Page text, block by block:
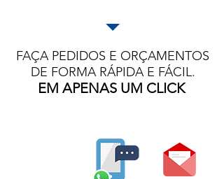
FAÇA PEDIDOS E ORÇAMENTOS
DE FORMA RÁPIDA E FÁCIL.
EM APENAS UM CLICK